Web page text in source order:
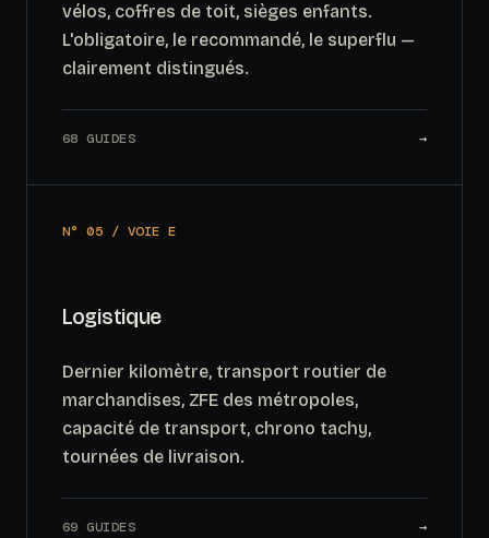
vélos, coffres de toit, sièges enfants.
L'obligatoire, le recommandé, le superflu —
clairement distingués.
68 GUIDES →
N° 05 / VOIE E
Logistique
Dernier kilomètre, transport routier de
marchandises, ZFE des métropoles,
capacité de transport, chrono tachy,
tournées de livraison.
69 GUIDES →